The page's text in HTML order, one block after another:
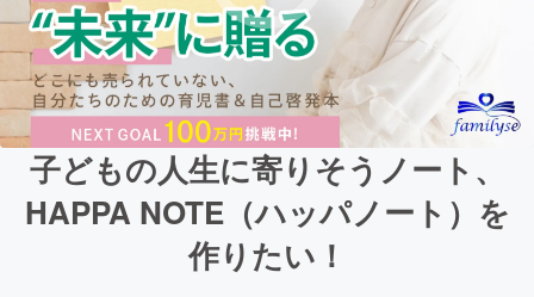
子どもの人生に寄りそうノート、
HAPPA NOTE（ハッパノート）を
作りたい！